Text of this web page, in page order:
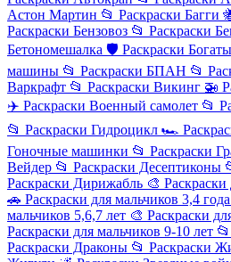
Астон Мартин 📂 Раскраски Багги
Раскраски Бензовоз 📂 Раскраски
Бетономешалка 🛡️ Раскраски
машины 📂 Раскраски БПАН 📂
Варкрафт 📂 Раскраски Викинг 🚁
✈️ Раскраски Военный самолет 📂
📂 Раскраски Гидроцикл 🏎️
Гоночные машинки 📂 Раскраски
Вейдер 📂 Раскраски Десептиконы
Раскраски Дирижабль 🎨 Раскраски
🚗 Раскраски для мальчиков 3,4 года
мальчиков 5,6,7 лет 🎨 Раскраски
Раскраски для мальчиков 9-10 лет 📂
Раскраски Драконы 📂 Раскраски